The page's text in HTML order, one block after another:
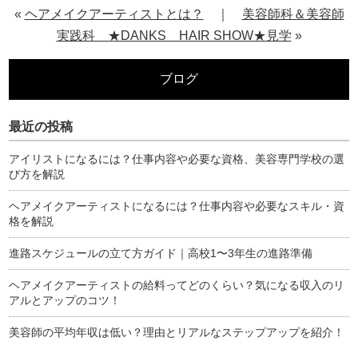
« ヘアメイクアーティストとは？
美容師科＆美容師
実践科 ★DANKS HAIR SHOW★見学 »
ブログ
最近の投稿
アイリストになるには？仕事内容や必要な資格、美容専門学校の選
び方を解説
ヘアメイクアーティストになるには？仕事内容や必要なスキル・資
格を解説
進路スケジュールの立て方ガイド｜高校1〜3年生の進路準備
ヘアメイクアーティストの給料ってどのくらい？気になる収入のリ
アルとアップのコツ！
美容師の平均年収は低い？理由とリアルなステップアップを紹介！